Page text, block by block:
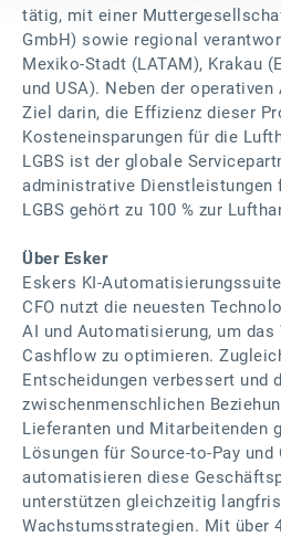
tätig, mit einer
GmbH) sowie regional
Mexiko-Stadt (LATAM), Krakau
und USA). Neben der
Ziel darin, die Effizienz dieser
Kosteneinsparungen für die
LGBS ist der globale
administrative Dienstleistungen
LGBS gehört zu 100 % zur
Über Esker
Eskers KI-
CFO nutzt die neuesten
AI und Automatisierung, um
Cashflow zu optimieren.
Entscheidungen verbessert und
zwischenmenschlichen
Lieferanten und Mitarbeitenden
Lösungen für Source-to-Pay und
automatisieren diese
unterstützen gleichzeitig
Wachstumsstrategien. Mit über